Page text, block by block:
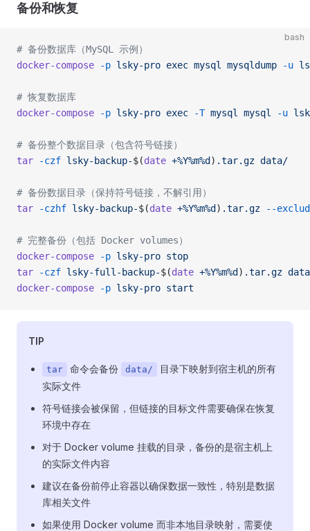
备份和恢复
bash
# 备份数据库（MySQL 示例）
docker-compose -p lsky-pro exec mysql mysqldump -u
# 恢复数据库
docker-compose -p lsky-pro exec -T mysql mysql -u
# 备份整个数据目录（包含符号链接）
tar -czf lsky-backup-$(date +%Y%m%d ) .tar.gz data/
# 备份数据目录（保持符号链接，不解引用）
tar -czhf lsky-backup-$(date +%Y%m%d ) .tar.gz --
# 完整备份（包括 Docker volumes）
docker-compose -p lsky-pro stop
tar -czf lsky-full-backup-$(date +%Y%m%d ) .tar.gz
docker-compose -p lsky-pro start
TIP
tar 命令会备份 data/
目录下映射到宿主机的所有
实际文件
符号链接会被保留，但链接的目标文件需要确保在恢复
环境中存在
对于 Docker volume 挂载的目录，备份的是宿主机上
的实际文件内容
建议在备份前停止容器以确保数据一致性，特别是数据
库相关文件
如果使用 Docker volume 而非本地目录映射，需要使